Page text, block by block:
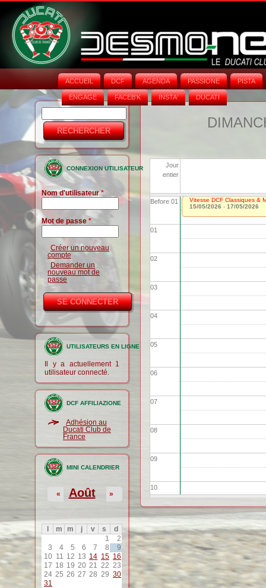
ACCUEIL DCF AGENDA PASSIONE PISTA
ENGAGE FACEB'K INSTA‘ DUCATI
Formulaire
de
recherche
CONNEXION UTILISATEUR
Nom d'utilisateur*
Mot de passe *
Créer un nouveau
compte
Demander un
nouveau mot de
passe
UTILISATEURS EN LIGNE
Il y a actuellement 1
utilisateur connecté.
DCF AFFILIAZIONE
Adhésion au
Ducati Club de
France
MINI CALENDRIER
Août
« »
m m j v s
d
1
2
3
4 5 6 7 8
9
10 11 12 13 14 15 16
17 18 19 20 21 22 23
24 25 26 27 28 29 30
31
Jour
entier
Before 01
01
02
03
04
05
06
07
08
09
10
11
12
13
Vitesse DCF Classiques &
15/05/2026 - 17/05/2026